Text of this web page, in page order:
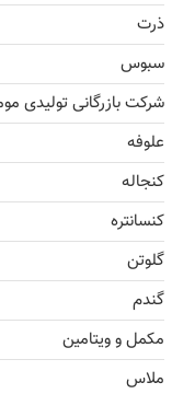
ذرت
سبوس
شرکت بازرگانی تولیدی
علوفه
کنجاله
کنسانتره
گلوتن
گندم
مکمل و ویتامین
ملاس